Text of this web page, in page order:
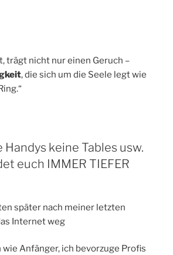
trägt nicht nur einen Geruch –
, die sich um die Seele legt wie
Handys keine Tables usw.
euch IMMER TIEFER
später nach meiner letzten
Internet weg
Anfänger, ich bevorzuge Profis